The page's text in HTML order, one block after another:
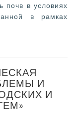
почв в условиях
в рамках
И
И